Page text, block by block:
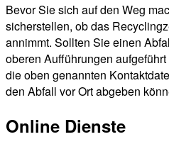
Bevor Sie sich auf den Weg
sicherstellen, ob das
annimmt. Sollten Sie einen
oberen Aufführungen
die oben genannten
den Abfall vor Ort abgeben
Online Dienste